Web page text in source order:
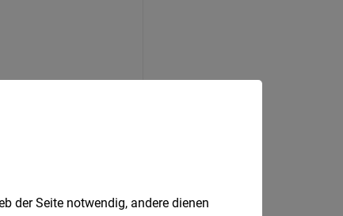
der Seite notwendig, andere dienen